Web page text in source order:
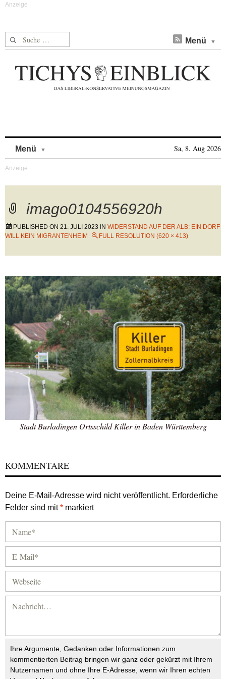
Suche nach: Menü
Menü Sa, 8. Aug 2026
imago0104556920h
PUBLISHED ON 21. JULI 2023 IN WIDERSTAND AUF DER ALB: EIN DORF
WILL KEIN MIGRANTENHEIM
FULL RESOLUTION (620 × 413)
Stadt Burladingen Ortsschild Killer in Baden Württemberg
KOMMENTARE
Deine E-Mail-Adresse wird nicht veröffentlicht. Erforderliche
Felder sind mit* markiert
Ihre Argumente, Gedanken oder Informationen zum
kommentierten Beitrag bringen wir ganz oder gekürzt mit Ihrem
Nutzernamen und ohne Ihre E-Adresse, wenn wir Ihren echten